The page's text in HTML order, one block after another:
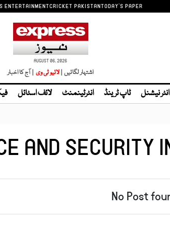
ENTERTAINMENTCRICKET PAKISTANTODAY'S PAPER
AUGUST 06, 2026
اشتہار لگائیں | | آج کا اخبار
انٹر نیشنل ٹاپ ٹرینڈ انٹرٹینمنٹ لائف اسٹائل
AND SECURITY
No Post